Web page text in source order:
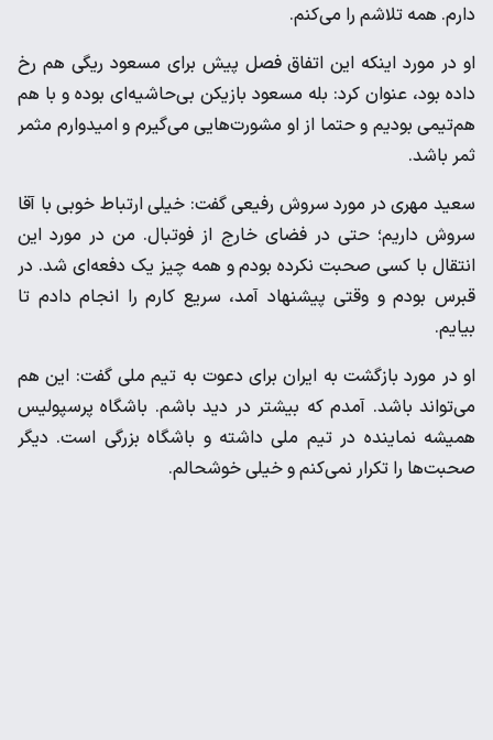
دارم. همه تلاشم را می‌کنم.
او در مورد اینکه این اتفاق فصل پیش برای مسعود ریگی هم رخ
داده بود، عنوان کرد: بله مسعود بازیکن بی‌حاشیه‌ای بوده و با هم
هم‌تیمی بودیم و حتما از او مشورت‌هایی می‌گیرم و امیدوارم مثمر
ثمر باشد‌.
سعید مهری در مورد سروش رفیعی گفت: خیلی ارتباط خوبی با آقا
سروش داریم؛ حتی در فضای خارج از فوتبال. من در مورد این
انتقال با کسی صحبت نکرده بودم و همه چیز یک دفعه‌ای شد. در
قبرس بودم و وقتی پیشنهاد آمد، سریع کارم را انجام دادم تا
بیایم.
او در مورد بازگشت به ایران برای دعوت به تیم ملی گفت: این هم
می‌تواند باشد. آمدم که بیشتر در دید باشم. باشگاه پرسپولیس
همیشه نماینده در تیم ملی داشته و باشگاه بزرگی است‌. دیگر
صحبت‌ها را تکرار نمی‌کنم و خیلی خوشحالم.